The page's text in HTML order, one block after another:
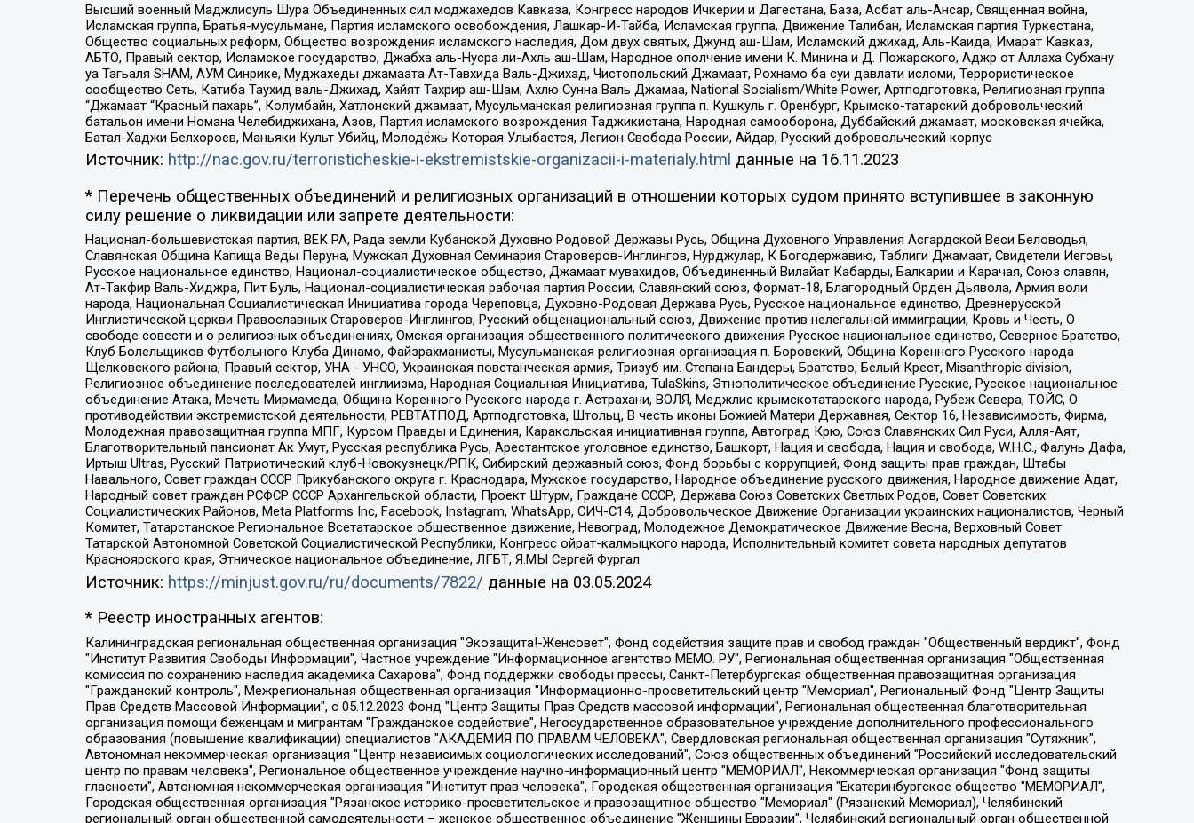
Высший военный Маджлисуль Шура Объединенных сил моджахедов Кавказа, Конгресс народов Ичкерии и Дагестана, База, Асбат аль-Ансар, Священная война,
Исламская группа, Братья-мусульмане, Партия исламского освобождения, Лашкар-И-Тайба, Исламская группа, Движение Талибан, Исламская партия Туркестана,
Общество социальных реформ, Общество возрождения исламского наследия, Дом двух святых, Джунд аш-Шам, Исламский джихад, Аль-Каида, Имарат Кавказ,
АБТО, Правый сектор, Исламское государство, Джабха аль-Нусра ли-Ахль аш-Шам, Народное ополчение имени К. Минина и Д. Пожарского, Аджр от Аллаха Субхану
уа Тагьаля SHAM, АУМ Синрике, Муджахеды джамаата Ат-Тавхида Валь-Джихад, Чистопольский Джамаат, Рохнамо ба суи давлати исломи, Террористическое
сообщество Сеть, Катиба Таухид валь-Джихад, Хайят Тахрир аш-Шам, Ахлю Сунна Валь Джамаа, National Socialism/White Power, Артподготовка, Религиозная группа
“Джамаат “Красный пахарь”, Колумбайн, Хатлонский джамаат, Мусульманская религиозная группа п. Кушкуль г. Оренбург, Крымско-татарский добровольческий
батальон имени Номана Челебиджихана, Азов, Партия исламского возрождения Таджикистана, Народная самооборона, Дуббайский джамаат, московская ячейка,
Батал-Хаджи Белхороев, Маньяки Культ Убийц, Молодёжь Которая Улыбается, Легион Свобода России, Айдар, Русский добровольческий корпус
Источник: http://nac.gov.ru/terroristicheskie-i-ekstremistskie-organizacii-i-materialy.html данные на 16.11.2023
* Перечень общественных объединений и религиозных организаций в отношении которых судом принято вступившее в законную
силу решение о ликвидации или запрете деятельности:
Национал-большевистская партия, ВЕК РА, Рада земли Кубанской Духовно Родовой Державы Русь, Община Духовного Управления Асгардской Веси Беловодья,
Славянская Община Капища Веды Перуна, Мужская Духовная Семинария Староверов-Инглингов, Нурджулар, К Богодержавию, Таблиги Джамаат, Свидетели Иеговы,
Русское национальное единство, Национал-социалистическое общество, Джамаат мувахидов, Объединенный Вилайат Кабарды, Балкарии и Карачая, Союз славян,
Ат-Такфир Валь-Хиджра, Пит Буль, Национал-социалистическая рабочая партия России, Славянский союз, Формат-18, Благородный Орден Дьявола, Армия воли
народа, Национальная Социалистическая Инициатива города Череповца, Духовно-Родовая Держава Русь, Русское национальное единство, Древнерусской
Инглистической церкви Православных Староверов-Инглингов, Русский общенациональный союз, Движение против нелегальной иммиграции, Кровь и Честь, О
свободе совести и о религиозных объединениях, Омская организация общественного политического движения Русское национальное единство, Северное Братство,
Клуб Болельщиков Футбольного Клуба Динамо, Файзрахманисты, Мусульманская религиозная организация п. Боровский, Община Коренного Русского народа
Щелковского района, Правый сектор, УНА - УНСО, Украинская повстанческая армия, Тризуб им. Степана Бандеры, Братство, Белый Крест, Misanthropic division,
Религиозное объединение последователей инглиизма, Народная Социальная Инициатива, TulaSkins, Этнополитическое объединение Русские, Русское национальное
объединение Атака, Мечеть Мирмамеда, Община Коренного Русского народа г. Астрахани, ВОЛЯ, Меджлис крымскотатарского народа, Рубеж Севера, ТОЙС, О
противодействии экстремистской деятельности, РЕВТАТПОД, Артподготовка, Штольц, В честь иконы Божией Матери Державная, Сектор 16, Независимость, Фирма,
Молодежная правозащитная группа МПГ, Курсом Правды и Единения, Каракольская инициативная группа, Автоград Крю, Союз Славянских Сил Руси, Алля-Аят,
Благотворительный пансионат Ак Умут, Русская республика Русь, Арестантское уголовное единство, Башкорт, Нация и свобода, Нация и свобода, W.H.С., Фалунь Дафа,
Иртыш Ultras, Русский Патриотический клуб-Новокузнецк/РПК, Сибирский державный союз, Фонд борьбы с коррупцией, Фонд защиты прав граждан, Штабы
Навального, Совет граждан СССР Прикубанского округа г. Краснодара, Мужское государство, Народное объединение русского движения, Народное движение Адат,
Народный совет граждан РСФСР СССР Архангельской области, Проект Штурм, Граждане СССР, Держава Союз Советских Светлых Родов, Совет Советских
Социалистических Районов, Meta Platforms Inc, Facebook, Instagram, WhatsApp, СИЧ-С14, Добровольческое Движение Организации украинских националистов, Черный
Комитет, Татарстанское Региональное Всетатарское общественное движение, Невоград, Молодежное Демократическое Движение Весна, Верховный Совет
Татарской Автономной Советской Социалистической Республики, Конгресс ойрат-калмыцкого народа, Исполнительный комитет совета народных депутатов
Красноярского края, Этническое национальное объединение, ЛГБТ, Я.МЫ Сергей Фургал
Источник: https://minjust.gov.ru/ru/documents/7822/ данные на 03.05.2024
* Реестр иностранных агентов:
Калининградская региональная общественная организация "Экозащита!-Женсовет", Фонд содействия защите прав и свобод граждан "Общественный вердикт", Фонд "Институт Развития Свободы Информации", Частное учреждение "Информационное агентство МЕМО. РУ", Региональная общественная организация "Общественная комиссия по сохранению наследия академика Сахарова", Фонд поддержки свободы прессы, Санкт-Петербургская общественная правозащитная организация "Гражданский контроль", Межрегиональная общественная организация "Информационно-просветительский центр "Мемориал", Региональный Фонд "Центр Защиты Прав Средств Массовой Информации", с 05.12.2023 Фонд "Центр Защиты Прав Средств массовой информации", Региональная общественная благотворительная организация помощи беженцам и мигрантам "Гражданское содействие", Негосударственное образовательное учреждение дополнительного профессионального образования (повышение квалификации) специалистов "АКАДЕМИЯ ПО ПРАВАМ ЧЕЛОВЕКА", Свердловская региональная общественная организация "Сутяжник", Автономная некоммерческая организация "Центр независимых социологических исследований", Союз общественных объединений "Российский исследовательский центр по правам человека", Региональное общественное учреждение научно-информационный центр "МЕМОРИАЛ", Некоммерческая организация "Фонд защиты гласности", Автономная некоммерческая организация "Институт прав человека", Городская общественная организация "Екатеринбургское общество "МЕМОРИАЛ", Городская общественная организация "Рязанское историко-просветительское и правозащитное общество "Мемориал" (Рязанский Мемориал), Челябинский региональный орган общественной самодеятельности – женское общественное объединение "Женщины Евразии", Челябинский региональный орган общественной самодеятельности "Уральская правозащитная группа", Фонд содействия защите здоровья и социальной справедливости имени Андрея Рылькова, Автономная Некоммерческая Организация "Аналитический Центр Юрия Левады", Автономная некоммерческая организация социальной поддержки населения "Проект Апрель", Региональная общественная организация помощи женщинам и детям, находящимся в кризисной ситуации "Информационно-методический центр "Анна", Фонд содействия развитию массовых коммуникаций и правовому просвещению "Так-так-Так", Фонд содействия устойчивому развитию "Серебряная тайга", Свердловский региональный общественный фонд социальных проектов "Новое время", "Idel.Реалии", Кавказ.Реалии, Крым.Реалии, Телеканал Настоящее Время, Татаро-башкирская служба Радио Свобода (Azatliq Radiosi), Радио Свободная Европа/Радио Свобода (PCE/PC), "Сибирь.Реалии", "Фактограф", Благотворительный фонд помощи осужденным и их семьям, Автономная некоммерческая организация "Институт глобализации и социальных движений", Фонд "В защиту прав заключенных", Частное учреждение "Центр поддержки и содействия развитию средств массовой информации", Пензенский региональный общественный благотворительный фонд "Гражданский союз", "Север.Реалии", Некоммерческая организация Фонд "Правовая инициатива", Общество с ограниченной ответственностью "Радио Свободная Европа/Радио Свобода", Чешское информационное агентство "MEDIUM-ORIENT", Красноярская региональная общественная организация "Мы против СПИДа", Камалягин Денис Николаевич, Маркелов Сергей Евгеньевич, Пономарев Лев Александрович, Савицкая Людмила Алексеевна, Автономная некоммерческая организация "Центр по работе с проблемой насилия "НАСИЛИЮ.НЕТ", Межрегиональный профессиональный союз работников здравоохранения "Альянс врачей", Юридическое лицо, зарегистрированное в Латвийской Республике, SIA "Medusa Project" (регистрационный номер 40103797863, дата регистрации 10.06.2014), Некоммерческая организация "Фонд по борьбе с коррупцией", Автономная некоммерческая организация "Институт права и публичной политики", Баданин Роман Сергеевич, Гликин Максим Александрович, Железнова Мария Михайловна, Лукьянова Юлия Сергеевна, Маетная Елизавета Витальевна, Маняхин Петр Борисович, Чуракова Ольга Владимировна, Ярош Юлия Петровна, Юридическое лицо "The Insider SIA", зарегистрированное в Риге, Латвийская Республика (дата регистрации 26.06.2015), являющееся администратором доменного имени интернет-издания "The Insider SIA", https://theins.ru, Постернак Алексей Евгеньевич, Рубин Михаил Аркадьевич, Анин Роман Александрович, Юридическое лицо Istories fonds, зарегистрированное в Латвийской Республике (регистрационный номер 50008295751, дата регистрации 24.02.2020), Великовский Дмитрий Александрович, Долинина Ирина Николаевна, Мароховская Алеся Алексеевна, Шлейнов Роман Юрьевич, Шмагун Олеся Валентиновна, Общество с ограниченной ответственностью "Альтаир 2021", Общество с ограниченной ответственностью "Вега 2021", Общество с ограниченной ответственностью "Главный редактор 2021", Общество с ограниченной ответственностью "Ромашки монолит", Важенков Артем Валерьевич, Ивановская областная общественная организация "Центр гендерных исследований", Гурман Юрий Альбертович, Медиапроект "ОВД-Инфо", Егоров Владимир Владимирович, Жилинский Владимир Александрович, Общество с ограниченной ответственностью "ЗП", Иванова София Юрьевна, Карезина Инна Павловна, Кильтау Екатерина Викторовна, Петров Алексей Викторович, Пискунов Сергей Евгеньевич, Смирнов Сергей Сергеевич, Тихонов Михаил Сергеевич, Общество с ограниченной ответственностью "ЖУРНАЛИСТ-ИНОСТРАННЫЙ АГЕНТ", Арапова Галина Юрьевна, Вольтская Татьяна Анатольевна, Американская компания "Mason G.E.S. Anonymous Foundation" (США), являющаяся владельцем интернет-издания https://mnews.world/, Компания "Stichting Bellingcat", зарегистрированная в Нидерландах (дата регистрации 11.07.2018), Захаров Андрей Вячеславович, Клепиковская Екатерина Дмитриевна, Общество с ограниченной ответственностью "МЕМО", Перл Роман Александрович, Симонов Евгений Алексеевич, Соловьева Елена Анатольевна, Сотников Даниил Владимирович, Сурначева Елизавета Дмитриевна, Автономная некоммерческая организация по защите прав человека и информированию населения "Якутия – Наше Мнение", Общество с ограниченной ответственностью "Москоу диджитал медиа", с 26.01.2023 Общество с ограниченной ответственностью "Чайка Белые сады", Ветошкина Валерия Валерьевна, Заговора Максим Александрович, Межрегиональное общественное движение "Российская ЛГБТ - сеть", Оленичев Максим Владимирович, Павлов Иван Юрьевич, Скворцова Елена Сергеевна, Общество с ограниченной ответственностью "Как бы инагент", Кочетков Игорь Викторович, Общество с ограниченной ответственностью "Честные выборы", Еланчик Олег Александрович, Общество с ограниченной ответственностью "Нобелевский призыв", Гималова Регина Эмилевна, Григорьев Андрей Валерьевич, Григорьева Алина Александровна, Ассоциация по содействию защите прав призывников, альтернативнослужащих и военнослужащих "Правозащитная группа "Гражданин.Армия.Право", Хисамова Регина Фаритовна, Автономная некоммерческая организация по реализации социально-правовых программ "Лилит", Дальневосточное общественное движение "Маяк", Санкт-Петербургская ЛГБТ-инициативная группа "Выход", Инициативная группа ЛГБТ+ "Реверс", Алексеев Андрей Викторович, Бекбулатова Таисия Львовна, Беляев Иван Михайлович, Владыкина Елена Сергеевна, Гельман Марат Александрович, Никульшина Вероника Юрьевна, Толоконникова Надежда Андреевна, Шендерович Виктор Анатольевич, Общество с ограниченной ответственностью "Данное сообщение", Общество с ограниченной ответственностью Издательский дом "Новая глава", Айнбиндер Александра Александровна, Московский комьюнити-центр для ЛГБТ+инициатив, Благотворительный фонд развития филантропии, Deutsche Welle (Германия, Kurt-Schumacher-Strasse 3, 53113 Bonn), Борзунова Мария Михайловна, Воробьев Виктор Викторович, Голубева Анна Львовна, Константинова Алла Михайловна, Малкова Ирина Владимировна, Мурадов Мурад Абдулгалимович, Осетинская Елизавета Николаевна, Понасенков Евгений Николаевич, Ганапольский Матвей Юрьевич, Киселев Евгений Алексеевич, Борухович Ирина Григорьевна, Дремин Иван Тимофеевич, Дубровский Дмитрий Викторович, Красноярская региональная общественная организация поддержки и развития альтернативных образовательных технологий и межкультурных коммуникаций "ИНТЕРРА", Маяковская Екатерина Алексеевна, Фейгин Марк Захарович, Филимонов Андрей Викторович, Дзугкоева Регина Николаевна, Доброхотов Роман Александрович, Дудь Юрий Александрович, Елкин Сергей Владимирович, Кругликов Кирилл Игоревич, Сабунаева Мария Леонидовна, Семенов Алексей Владимирович, Шаинян Карен Багратович, Шульман Екатерина Михайловна, Асафьев Артур Валерьевич, Вахштайн Виктор Семенович, Венедиктов Алексей Алексеевич, Лушникова Екатерина Евгеньевна, Волков Леонид Михайлович, Невзоров Александр Глебович, Пархоменко Сергей Борисович, Сироткин Ярослав Николаевич, Кара-Мурза Владимир Владимирович, Баранова Наталья Владимировна, Гозман Леонид Яковлевич, Кагарлицкий Борис Юльевич, Климарев Михаил Валерьевич, Милов Владимир Станиславович, Автономная некоммерческая организация Краснодарский центр современного искусства "Типография", Моргенштерн Алишер Тагирович, Соболь Любовь Эдуардовна, Общество с ограниченной ответственностью "ЛИЗА НОРМ", Каспаров Гарри Кимович, Ходорковский Михаил Борисович, Общество с ограниченной ответственностью "Апрельские тезисы", Данилович Ирина Брониславовна, Кашин Олег Владимирович, Петров Николай Владимирович, Пивоваров Алексей Владимирович, Соколов Михаил Владимирович, Цветкова Юлия Владимировна, Чичваркин Евгений Александрович, Комитет против пыток/Команда против пыток, Общество с ограниченной ответственностью "Первый научный", Общество с ограниченной ответственностью "Вертолет и ко", Белоцерковская Вероника Борисовна, Кац Максим Евгеньевич, Лазарева Татьяна Юрьевна, Шаведдинов Руслан Табризович, Яшин Илья Валерьевич, Общество с ограниченной ответственностью "Иноагент ААВ", Алешковский Дмитрий Петрович, Альбац Евгения Марковна, Быков Дмитрий Львович, Галямина Юлия Евгеньевна, Лойко Сергей Леонидович, Мартынов Кирилл Константинович, Медведев Сергей Александрович, Крашенинников Федор Геннадиевич, Гордеева Катерина Вл